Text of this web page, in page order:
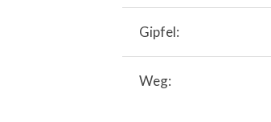
Gipfel:
Weg: